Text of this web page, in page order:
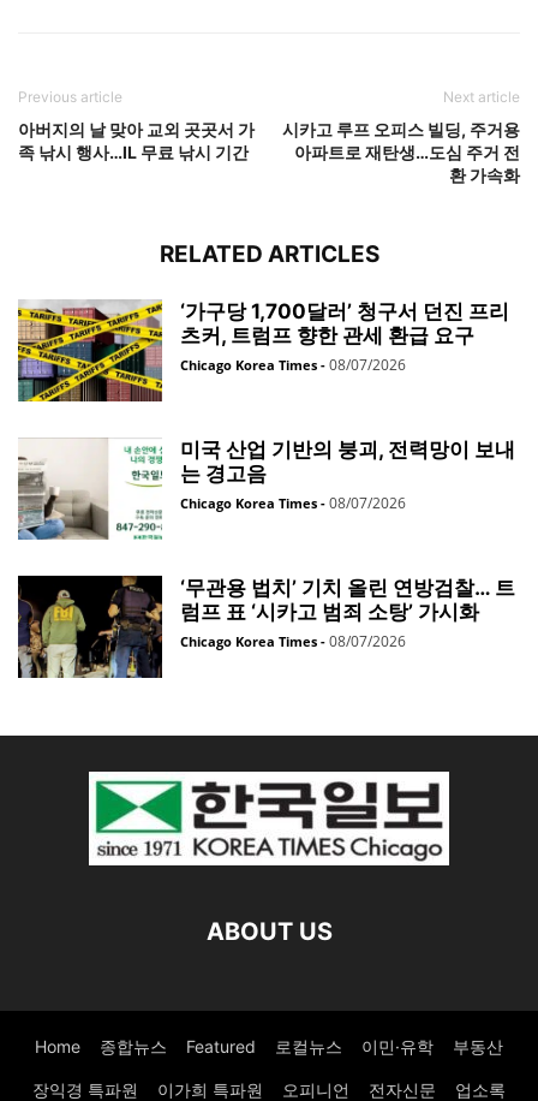
Previous article
아버지의 날 맞아 교외 곳곳서 가
족 낚시 행사…IL 무료 낚시 기간
Next article
시카고 루프 오피스 빌딩, 주거용
아파트로 재탄생…도심 주거 전
환 가속화
RELATED ARTICLES
‘가구당 1,700달러’ 청구서 던진 프리
츠커, 트럼프 향한 관세 환급 요구
Chicago Korea Times - 08/07/2026
미국 산업 기반의 붕괴, 전력망이 보내
는 경고음
Chicago Korea Times - 08/07/2026
‘무관용 법치’ 기치 올린 연방검찰… 트
럼프 표 ‘시카고 범죄 소탕’ 가시화
Chicago Korea Times - 08/07/2026
ABOUT US
Home 종합뉴스 Featured 로컬뉴스 이민·유학 부동산
장익경 특파원 이가희 특파원 오피니언 전자신문 업소록